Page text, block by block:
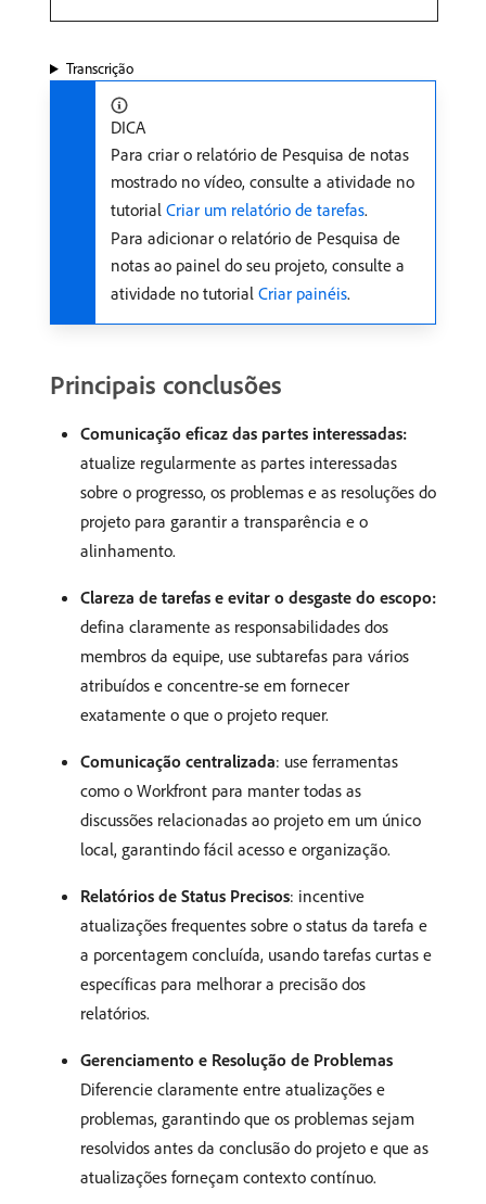
Transcrição
DICA
Para criar o relatório de Pesquisa de notas
mostrado no vídeo, consulte a atividade no
tutorial Criar um relatório de tarefas.
Para adicionar o relatório de Pesquisa de
notas ao painel do seu projeto, consulte a
atividade no tutorial Criar painéis.
Principais conclusões
Comunicação eficaz das partes interessadas:
atualize regularmente as partes interessadas
sobre o progresso, os problemas e as resoluções do
projeto para garantir a transparência e o
alinhamento.
Clareza de tarefas e evitar o desgaste do escopo:
defina claramente as responsabilidades dos
membros da equipe, use subtarefas para vários
atribuídos e concentre-se em fornecer
exatamente o que o projeto requer.
Comunicação centralizada: use ferramentas
como o Workfront para manter todas as
discussões relacionadas ao projeto em um único
local, garantindo fácil acesso e organização.
Relatórios de Status Precisos: incentive
atualizações frequentes sobre o status da tarefa e
a porcentagem concluída, usando tarefas curtas e
específicas para melhorar a precisão dos
relatórios.
Gerenciamento e Resolução de Problemas
Diferencie claramente entre atualizações e
problemas, garantindo que os problemas sejam
resolvidos antes da conclusão do projeto e que as
atualizações forneçam contexto contínuo. ​